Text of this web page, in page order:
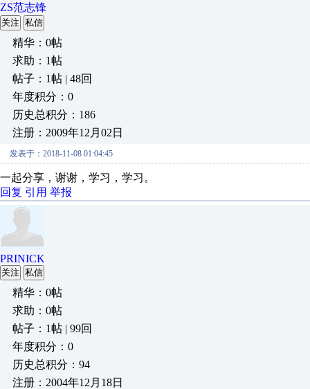
ZS范志锋
关注 私信
精华：0帖
求助：1帖
帖子：1帖 | 48回
年度积分：0
历史总积分：186
注册：2009年12月02日
发表于：2018-11-08 01:04:45
一起分享，谢谢，学习，学习。
回复 引用 举报
PRINICK
关注 私信
精华：0帖
求助：0帖
帖子：1帖 | 99回
年度积分：0
历史总积分：94
注册：2004年12月18日